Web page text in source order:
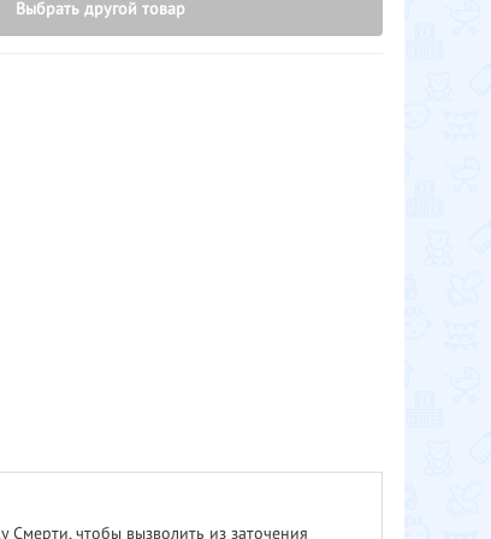
Выбрать другой товар
Смерти, чтобы вызволить из заточения